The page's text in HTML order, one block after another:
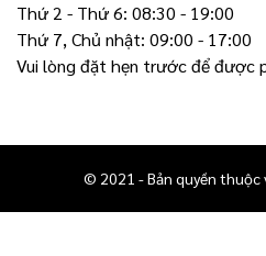
Thứ 2 - Thứ 6: 08:30 - 19:00
Thứ 7, Chủ nhật: 09:00 - 17:00
Vui lòng đặt hẹn trước để được
© 2021 - Bản quyền thuộc